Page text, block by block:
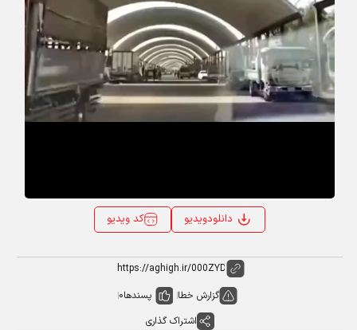
Video
کد ویدیو دانلودویدیو
گزارش خطا پسندها0
اشتراک گذاری